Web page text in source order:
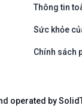
Thông tin
Sức khỏe
Chính sách
operated by